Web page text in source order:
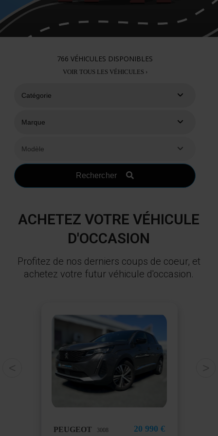
766 VÉHICULES DISPONIBLES
VOIR TOUS LES VÉHICULES ›
Rechercher
ACHETEZ VOTRE VÉHICULE
D'OCCASION
Profitez de nos derniers coups de coeur, et
achetez votre futur véhicule d'occasion.
PEUGEOT 3008 20 990 €